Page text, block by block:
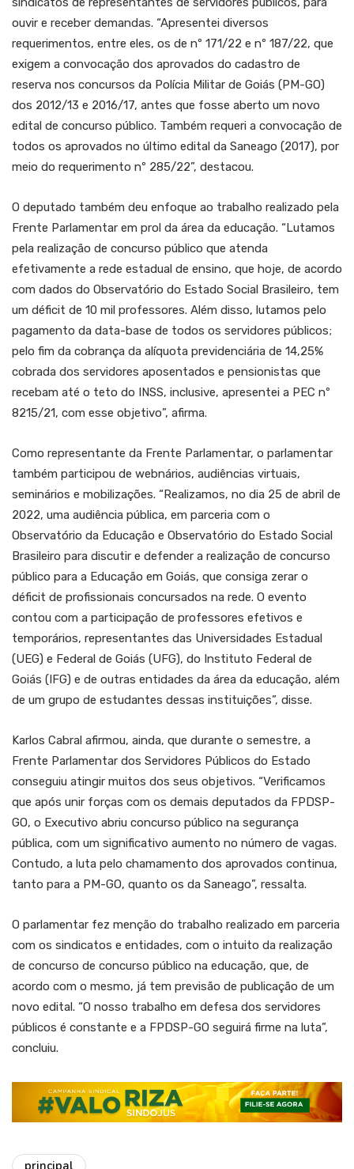
ouvir e receber demandas. “Apresentei diversos
requerimentos, entre eles, os de nº 171/22 e nº 187/22, que
exigem a convocação dos aprovados do cadastro de
reserva nos concursos da Polícia Militar de Goiás (PM-GO)
dos 2012/13 e 2016/17, antes que fosse aberto um novo
edital de concurso público. Também requeri a convocação de
todos os aprovados no último edital da Saneago (2017), por
meio do requerimento nº 285/22”, destacou.
O deputado também deu enfoque ao trabalho realizado pela
Frente Parlamentar em prol da área da educação. “Lutamos
pela realização de concurso público que atenda
efetivamente a rede estadual de ensino, que hoje, de acordo
com dados do Observatório do Estado Social Brasileiro, tem
um déficit de 10 mil professores. Além disso, lutamos pelo
pagamento da data-base de todos os servidores públicos;
pelo fim da cobrança da alíquota previdenciária de 14,25%
cobrada dos servidores aposentados e pensionistas que
recebam até o teto do INSS, inclusive, apresentei a PEC nº
8215/21, com esse objetivo”, afirma.
Como representante da Frente Parlamentar, o parlamentar
também participou de webnários, audiências virtuais,
seminários e mobilizações. “Realizamos, no dia 25 de abril de
2022, uma audiência pública, em parceria com o
Observatório da Educação e Observatório do Estado Social
Brasileiro para discutir e defender a realização de concurso
público para a Educação em Goiás, que consiga zerar o
déficit de profissionais concursados na rede. O evento
contou com a participação de professores efetivos e
temporários, representantes das Universidades Estadual
(UEG) e Federal de Goiás (UFG), do Instituto Federal de
Goiás (IFG) e de outras entidades da área da educação, além
de um grupo de estudantes dessas instituições”, disse.
Karlos Cabral afirmou, ainda, que durante o semestre, a
Frente Parlamentar dos Servidores Públicos do Estado
conseguiu atingir muitos dos seus objetivos. “Verificamos
que após unir forças com os demais deputados da FPDSP-
GO, o Executivo abriu concurso público na segurança
pública, com um significativo aumento no número de vagas.
Contudo, a luta pelo chamamento dos aprovados continua,
tanto para a PM-GO, quanto os da Saneago”, ressalta.
O parlamentar fez menção do trabalho realizado em parceria
com os sindicatos e entidades, com o intuito da realização
de concurso de concurso público na educação, que, de
acordo com o mesmo, já tem previsão de publicação de um
novo edital. “O nosso trabalho em defesa dos servidores
públicos é constante e a FPDSP-GO seguirá firme na luta”,
concluiu.